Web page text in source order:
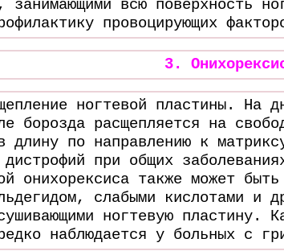
занимающими всю поверхность
провоцирующих
3.
ногтевой пластины. На
борозда расщепляется на
длину по направлению к
дистрофий при общих
онихорексиса также может
слабыми кислотами и
ногтевую пластину.
наблюдается у больных с